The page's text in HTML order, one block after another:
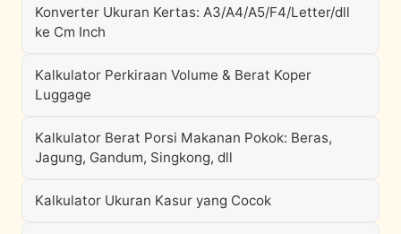
Konverter Ukuran Kertas: A3/A4/A5/F4/Letter/dll
ke Cm Inch
Kalkulator Perkiraan Volume & Berat Koper
Luggage
Kalkulator Berat Porsi Makanan Pokok: Beras,
Jagung, Gandum, Singkong, dll
Kalkulator Ukuran Kasur yang Cocok